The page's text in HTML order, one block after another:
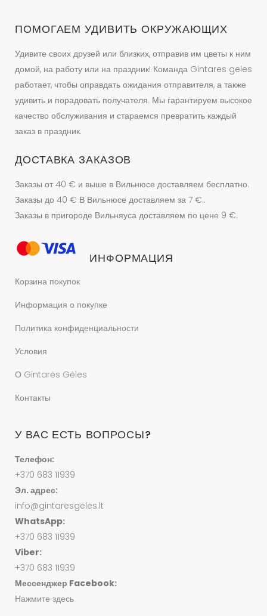
ПОМОГАЕМ УДИВИТЬ ОКРУЖАЮЩИХ
Удивите своих друзей или близких, отправив им цветы к ним
домой, на работу или на праздник! Команда Gintares geles
работает, чтобы оправдать ожидания отправителя, а также
удивить и порадовать получателя. Мы гарантируем высокое
качество обслуживания и стараемся превратить каждый
заказ в праздник.
ДОСТАВКА ЗАКАЗОВ
Заказы от 40 € и выше в Вильнюсе доставляем бесплатно.
Заказы до 40 € В Вильнюсе доставляем за 7 €..
Заказы в пригороде Вильняуса доставляем по цене 9 €.
ИНФОРМАЦИЯ
Корзина покупок
Информация о покупке
Политика конфиденциальности
Условия
О Gintarės Gėles
Контакты
У ВАС ЕСТЬ ВОПРОСЫ?
Телефон:
+370 683 11939
Эл. адрес:
info@gintaresgeles.lt
WhatsApp:
+370 683 11939
Viber:
+370 683 11939
Мессенджер Facebook:
Нажмите здесь